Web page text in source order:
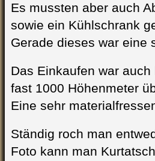
Es mussten aber auch
sowie ein Kühlschrank
Gerade dieses war eine
Das Einkaufen war
fast 1000 Höhenmeter
Eine sehr
Ständig roch man
Foto kann man